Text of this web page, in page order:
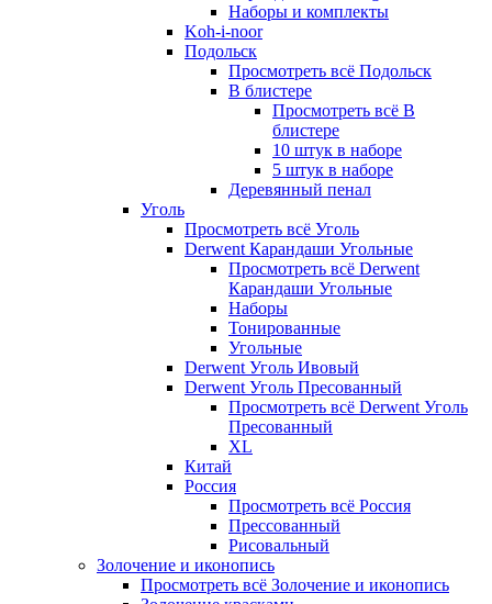
Наборы и комплекты
Koh-i-noor
Подольск
Просмотреть всё Подольск
В блистере
Просмотреть всё В
блистере
10 штук в наборе
5 штук в наборе
Деревянный пенал
Уголь
Просмотреть всё Уголь
Derwent Карандаши Угольные
Просмотреть всё Derwent
Карандаши Угольные
Наборы
Тонированные
Угольные
Derwent Уголь Ивовый
Derwent Уголь Пресованный
Просмотреть всё Derwent Уголь
Пресованный
XL
Китай
Россия
Просмотреть всё Россия
Прессованный
Рисовальный
Золочение и иконопись
Просмотреть всё Золочение и иконопись